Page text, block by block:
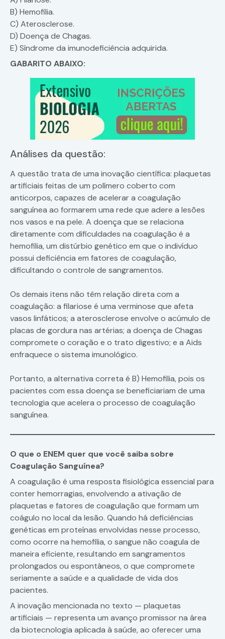
B) Hemofilia.
C) Aterosclerose.
D) Doença de Chagas.
E) Síndrome da imunodeficiência adquirida.
GABARITO ABAIXO:
Análises da questão:
A questão trata de uma inovação científica: plaquetas
artificiais feitas de um polímero coberto com
anticorpos, capazes de acelerar a coagulação
sanguínea ao formarem uma rede que adere a lesões
nos vasos e na pele. A doença que se relaciona
diretamente com dificuldades na coagulação é a
hemofilia, um distúrbio genético em que o indivíduo
possui deficiência em fatores de coagulação,
dificultando o controle de sangramentos.
Os demais itens não têm relação direta com a
coagulação: a filariose é uma verminose que afeta
vasos linfáticos; a aterosclerose envolve o acúmulo de
placas de gordura nas artérias; a doença de Chagas
compromete o coração e o trato digestivo; e a Aids
enfraquece o sistema imunológico.
Portanto, a alternativa correta é B) Hemofilia, pois os
pacientes com essa doença se beneficiariam de uma
tecnologia que acelera o processo de coagulação
sanguínea.
O que o ENEM quer que você saiba sobre
Coagulação Sanguínea?
A coagulação é uma resposta fisiológica essencial para
conter hemorragias, envolvendo a ativação de
plaquetas e fatores de coagulação que formam um
coágulo no local da lesão. Quando há deficiências
genéticas em proteínas envolvidas nesse processo,
como ocorre na hemofilia, o sangue não coagula de
maneira eficiente, resultando em sangramentos
prolongados ou espontâneos, o que compromete
seriamente a saúde e a qualidade de vida dos
pacientes.
A inovação mencionada no texto — plaquetas
artificiais — representa um avanço promissor na área
da biotecnologia aplicada à saúde, ao oferecer uma